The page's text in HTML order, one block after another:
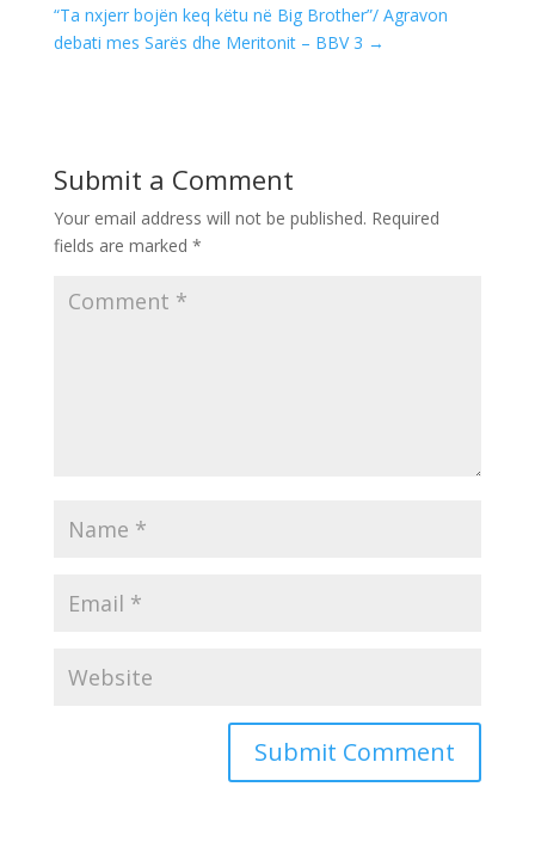
“Ta nxjerr bojën keq këtu në Big Brother”/ Agravon
debati mes Sarës dhe Meritonit – BBV 3 →
Submit a Comment
Your email address will not be published. Required
fields are marked *